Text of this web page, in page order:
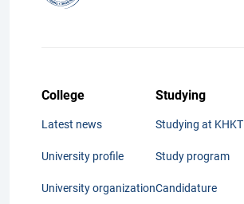
College
Latest news
University profile
University organization
Studying
Studying at KHKT
Study program
Candidature